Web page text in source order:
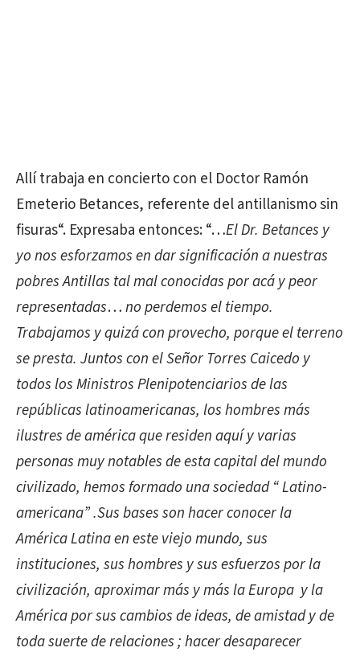
Allí trabaja en concierto con el Doctor Ramón
Emeterio Betances, referente del antillanismo sin
fisuras“. Expresaba entonces: “…El Dr. Betances y
yo nos esforzamos en dar significación a nuestras
pobres Antillas tal mal conocidas por acá y peor
representadas…no perdemos el tiempo.
Trabajamos y quizá con provecho, porque el terreno
se presta. Juntos con el Señor Torres Caicedo y
todos los Ministros Plenipotenciarios de las
repúblicas latinoamericanas, los hombres más
ilustres de américa que residen aquí y varias
personas muy notables de esta capital del mundo
civilizado, hemos formado una sociedad “ Latino-
americana” .Sus bases son hacer conocer la
América Latina en este viejo mundo, sus
instituciones, sus hombres y sus esfuerzos por la
civilización, aproximar más y más la Europa y la
América por sus cambios de ideas, de amistad y de
toda suerte de relaciones ; hacer desaparecer